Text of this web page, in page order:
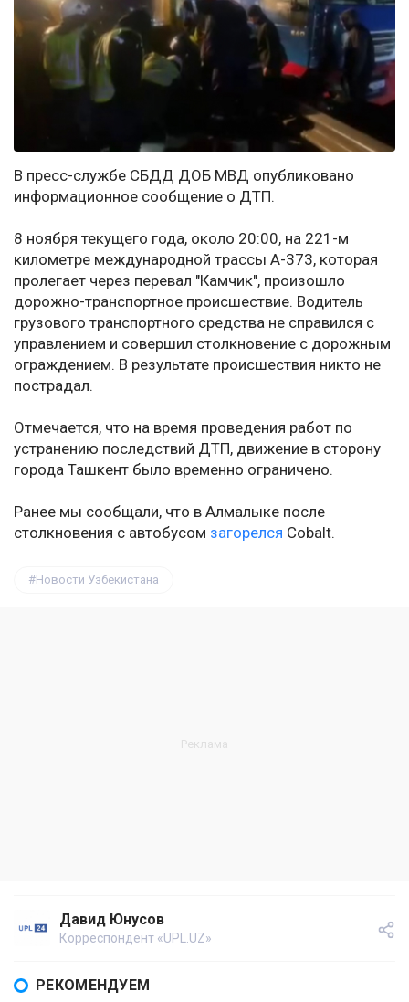
В пресс-службе СБДД ДОБ МВД опубликовано
информационное сообщение о ДТП.
8 ноября текущего года, около 20:00, на 221-м
километре международной трассы А-373, которая
пролегает через перевал "Камчик", произошло
дорожно-транспортное происшествие. Водитель
грузового транспортного средства не справился с
управлением и совершил столкновение с дорожным
ограждением. В результате происшествия никто не
пострадал.
Отмечается, что на время проведения работ по
устранению последствий ДТП, движение в сторону
города Ташкент было временно ограничено.
Ранее мы сообщали, что в Алмалыке после
столкновения с автобусом загорелся Сobalt.
Новости Узбекистана
Давид Юнусов
Корреспондент «UPL.UZ»
РЕКОМЕНДУЕМ